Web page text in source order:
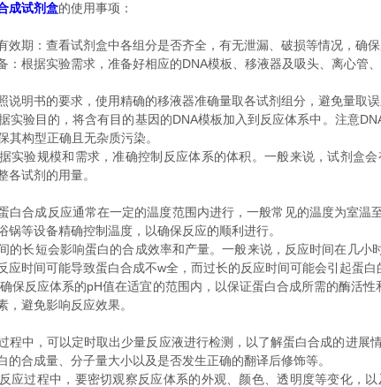
成试剂盒的使用事项：
期：查看试剂盒中各组分是否齐全，有无泄漏、破损等情况，确保
根据实验需求，准备好相应的DNA模板、移液器及吸头、离心管、
书的要求，使用精确的移液器准确量取各试剂组分，避免量取误
验目的，将含有目的基因的DNA模板加入到反应体系中。注意
其构型正确且无杂质污染。
验规模和需求，准确控制反应体系的体积。一般来说，试剂盒
各试剂的用量。
合成反应通常在一定的温度范围内进行，一般常见的温度为室温
锅等设备精确控制温度，以确保反应的顺利进行。
长短会影响蛋白的合成效率和产量。一般来说，反应时间在几小
应时间可能导致蛋白合成不w全，而过长的反应时间可能会引起蛋白
反应体系的pH值在适宜的范围内，以保证蛋白合成所需的酶活性
，避免影响反应效果。
中，可以定时取出少量反应液进行检测，以了解蛋白合成的进展
的合成量、分子量大小以及是否发生正确的翻译后修饰等。
过程中，要密切观察反应体系的外观、颜色、透明度等变化，